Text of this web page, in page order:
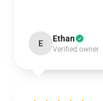
E Ethan
Verified owner